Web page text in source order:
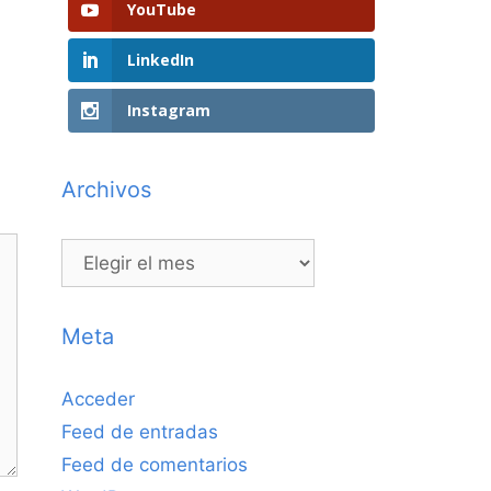
YouTube
LinkedIn
Instagram
Archivos
Archivos
Meta
Acceder
Feed de entradas
Feed de comentarios